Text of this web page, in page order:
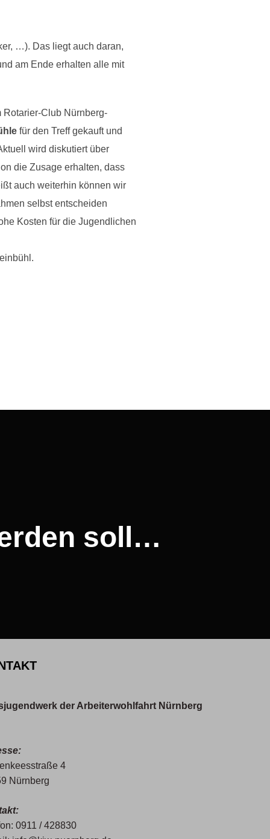
…). Das liegt auch daran,
am Ende erhalten alle mit
Rotarier-Club Nürnberg-
für den Treff gekauft und
wird diskutiert über
die Zusage erhalten, dass
auch weiterhin können wir
selbst entscheiden
Kosten für die Jugendlichen
soll…
der Arbeiterwohlfahrt Nürnberg
4
Nürnberg
0911 / 428830